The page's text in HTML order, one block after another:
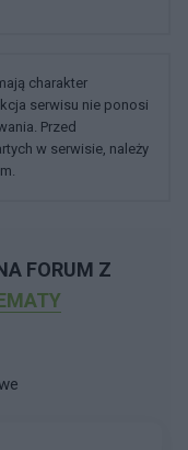
charakter
serwisu nie ponosi
Przed
w serwisie, należy
FORUM Z